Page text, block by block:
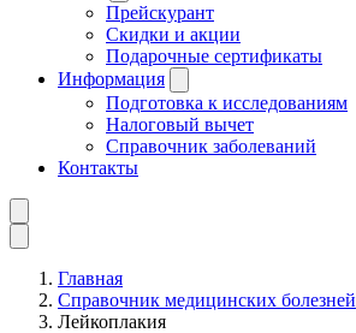
Прейскурант
Скидки и акции
Подарочные сертификаты
Информация
Подготовка к исследованиям
Налоговый вычет
Справочник заболеваний
Контакты
Главная
Справочник медицинских болезней
Лейкоплакия